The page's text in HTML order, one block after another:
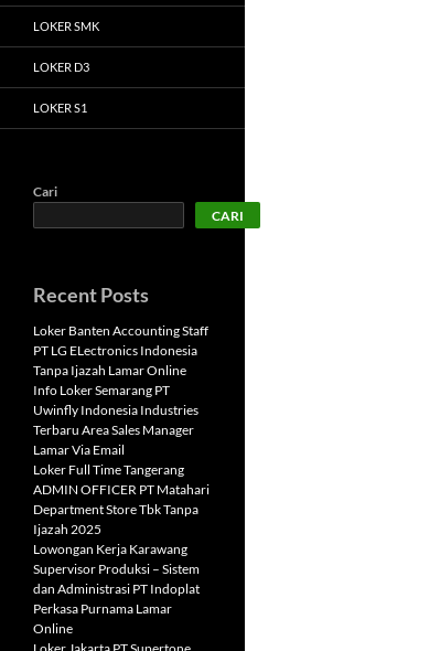
LOKER SMK
LOKER D3
LOKER S1
Cari
CARI
Recent Posts
Loker Banten Accounting Staff
PT LG ELectronics Indonesia
Tanpa Ijazah Lamar Online
Info Loker Semarang PT
Uwinfly Indonesia Industries
Terbaru Area Sales Manager
Lamar Via Email
Loker Full Time Tangerang
ADMIN OFFICER PT Matahari
Department Store Tbk Tanpa
Ijazah 2025
Lowongan Kerja Karawang
Supervisor Produksi – Sistem
dan Administrasi PT Indoplat
Perkasa Purnama Lamar
Online